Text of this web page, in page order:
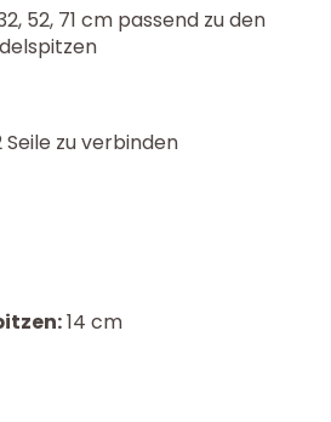
52, 71 cm passend zu den
Seile zu verbinden
14 cm